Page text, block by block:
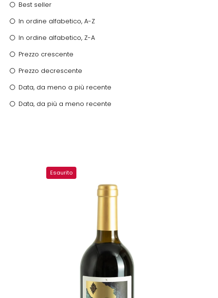
Best seller
In ordine alfabetico, A-Z
In ordine alfabetico, Z-A
Prezzo crescente
Prezzo decrescente
Data, da meno a più recente
Data, da più a meno recente
Ruota
Analcolico
da
vino
dealcolato
Esaurito